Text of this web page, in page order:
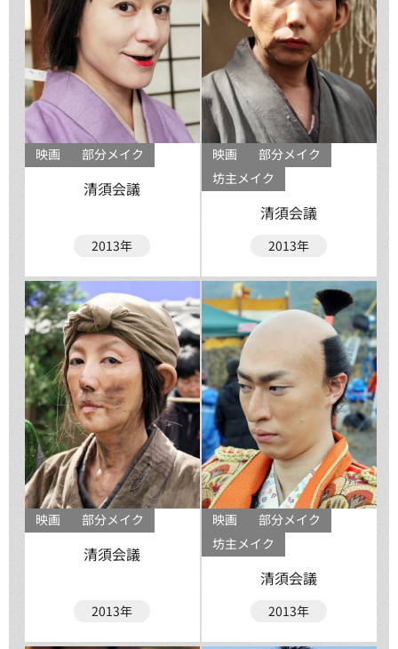
映画 部分メイク
清須会議
2013年
映画
部分メイク
坊主メイク
清須会議
2013年
映画 部分メイク
清須会議
2013年
映画
部分メイク
坊主メイク
清須会議
2013年